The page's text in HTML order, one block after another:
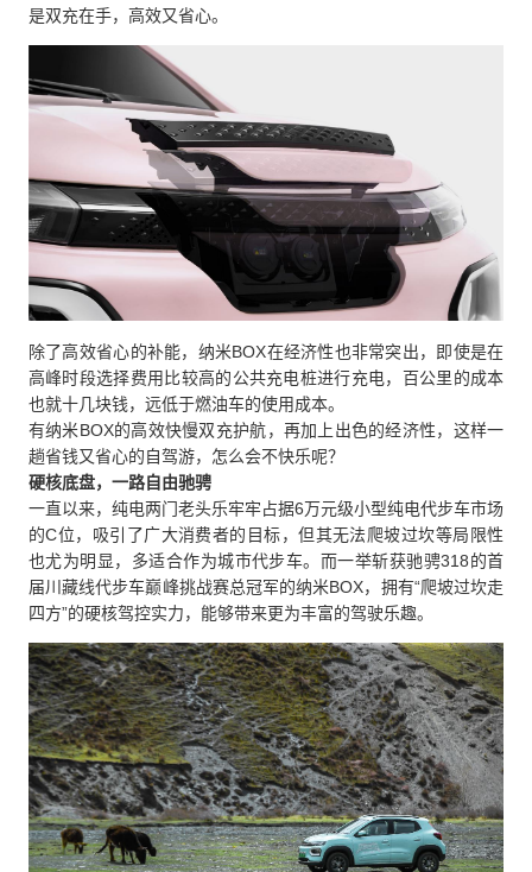
是双充在手，高效又省心。
除了高效省心的补能，纳米BOX在经济性也非常突出，即使是在
高峰时段选择费用比较高的公共充电桩进行充电，百公里的成本
也就十几块钱，远低于燃油车的使用成本。
有纳米BOX的高效快慢双充护航，再加上出色的经济性，这样一
趟省钱又省心的自驾游，怎么会不快乐呢？
硬核底盘，一路自由驰骋
一直以来，纯电两门老头乐牢牢占据6万元级小型纯电代步车市场
的C位，吸引了广大消费者的目标，但其无法爬坡过坎等局限性
也尤为明显，多适合作为城市代步车。而一举斩获驰骋318的首
届川藏线代步车巅峰挑战赛总冠军的纳米BOX，拥有“爬坡过坎走
四方”的硬核驾控实力，能够带来更为丰富的驾驶乐趣。